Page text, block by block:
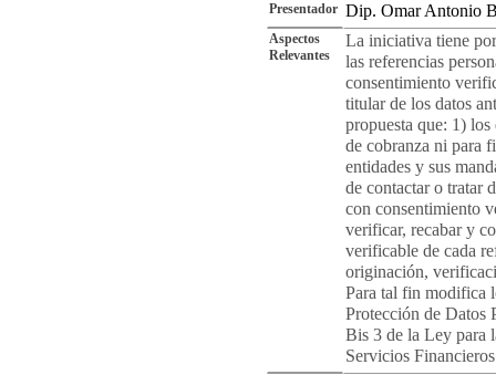
Presentador Dip. Omar Antonio
Aspectos
Relevantes
La iniciativa tiene
las referencias
consentimiento
titular de los datos
propuesta que: 1)
de cobranza ni para
entidades y sus
de contactar o tratar
con consentimiento
verificar, recabar y
verificable de cada
originación,
Para tal fin modifica
Protección de Datos
Bis 3 de la Ley para
Servicios